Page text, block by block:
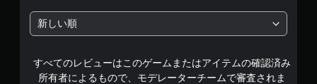
新しい順
すべてのレビューはこのゲームまたはアイテムの確認済み
所有者によるもので、モデレーターチームで審査されま